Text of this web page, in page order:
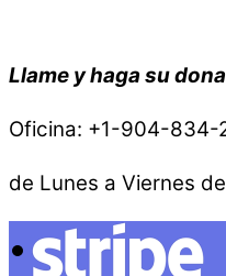
Llame y haga su
Oficina: +1-904-834-
de Lunes a Viernes